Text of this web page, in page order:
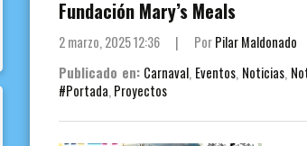
Fundación Mary’s Meals
2 marzo, 2025 12:36 | PorPilar Maldonado
Publicado en: Carnaval, Eventos, Noticias,
#Portada, Proyectos